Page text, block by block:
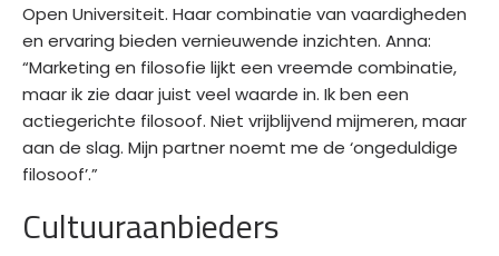
Open Universiteit. Haar combinatie van vaardigheden
en ervaring bieden vernieuwende inzichten. Anna:
“Marketing en filosofie lijkt een vreemde combinatie,
maar ik zie daar juist veel waarde in. Ik ben een
actiegerichte filosoof. Niet vrijblijvend mijmeren, maar
aan de slag. Mijn partner noemt me de ‘ongeduldige
filosoof’.”
Cultuuraanbieders